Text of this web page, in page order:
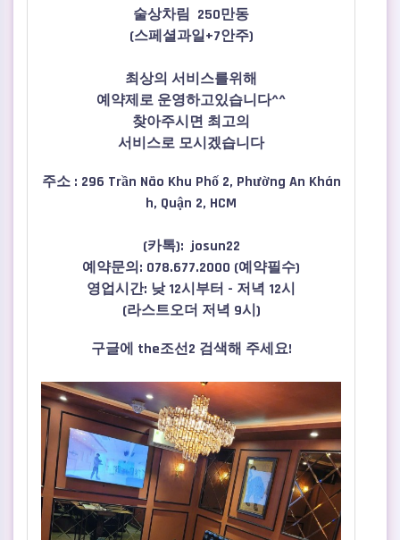
술상차림 250만동
(스페셜과일+7안주)
최상의 서비스를위해
예약제로 운영하고있습니다^^
찾아주시면 최고의
서비스로 모시겠습니다
주소 : 296 Trần Não Khu Phố 2, Phường An Khán
h, Quận 2, HCM
(카톡): josun22
예약문의: 078.677.2000 (예약필수)
영업시간: 낮 12시부터 - 저녁 12시
(라스트오더 저녁 9시)
구글에 the조선2 검색해 주세요!